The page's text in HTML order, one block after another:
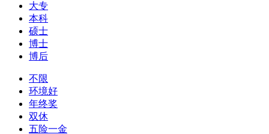
大专
本科
硕士
博士
博后
不限
环境好
年终奖
双休
五险一金